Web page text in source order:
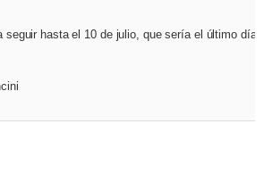
seguir hasta el 10 de julio, que sería el último día